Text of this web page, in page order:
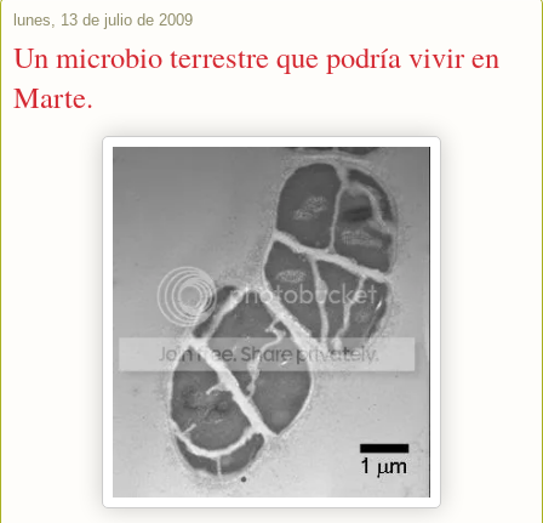
lunes, 13 de julio de 2009
Un microbio terrestre que podría vivir en
Marte.